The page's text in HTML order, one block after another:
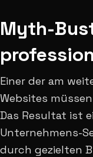
Myth-
Einer der am
Websites
Das Resultat ist
Unternehmens-
durch gezielten